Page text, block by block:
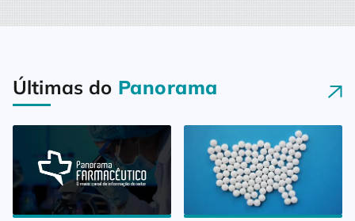
Últimas do Panorama